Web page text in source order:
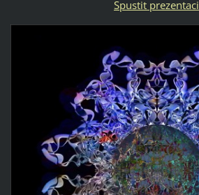
Spustit prezentaci